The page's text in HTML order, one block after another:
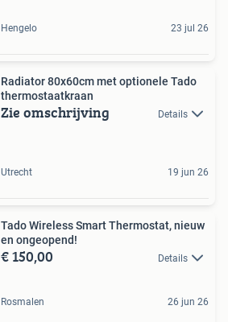
Hengelo 23 jul 26
Radiator 80x60cm met optionele Tado
thermostaatkraan
Zie omschrijving Details
Utrecht 19 jun 26
Tado Wireless Smart Thermostat, nieuw
en ongeopend!
€ 150,00 Details
Rosmalen 26 jun 26